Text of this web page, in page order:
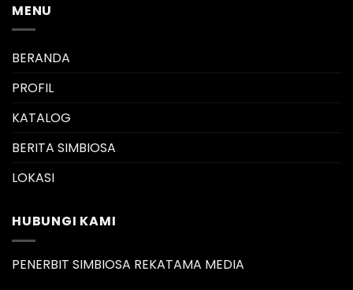
MENU
BERANDA
PROFIL
KATALOG
BERITA SIMBIOSA
LOKASI
HUBUNGI KAMI
PENERBIT SIMBIOSA REKATAMA MEDIA